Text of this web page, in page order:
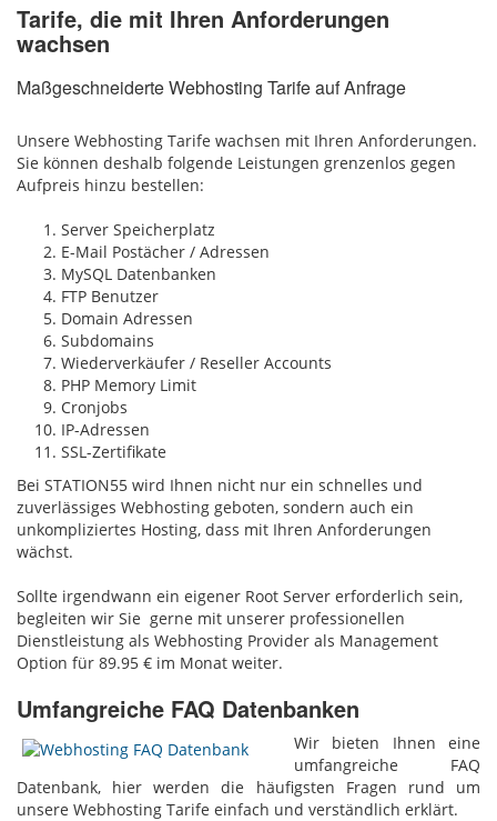
Tarife, die mit Ihren Anforderungen
wachsen
Maßgeschneiderte Webhosting Tarife auf Anfrage
Unsere Webhosting Tarife wachsen mit Ihren Anforderungen.
Sie können deshalb folgende Leistungen grenzenlos gegen
Aufpreis hinzu bestellen:
Server Speicherplatz
E-Mail Postächer / Adressen
MySQL Datenbanken
FTP Benutzer
Domain Adressen
Subdomains
Wiederverkäufer / Reseller Accounts
PHP Memory Limit
Cronjobs
IP-Adressen
SSL-Zertifikate
Bei STATION55 wird Ihnen nicht nur ein schnelles und
zuverlässiges Webhosting geboten, sondern auch ein
unkompliziertes Hosting, dass mit Ihren Anforderungen
wächst.
Sollte irgendwann ein eigener Root Server erforderlich sein,
begleiten wir Sie gerne mit unserer professionellen
Dienstleistung als Webhosting Provider als Management
Option für 89.95 € im Monat weiter.
Umfangreiche FAQ Datenbanken
Wir bieten Ihnen eine
umfangreiche FAQ
Datenbank, hier werden die häufigsten Fragen rund um
unsere Webhosting Tarife einfach und verständlich erklärt.